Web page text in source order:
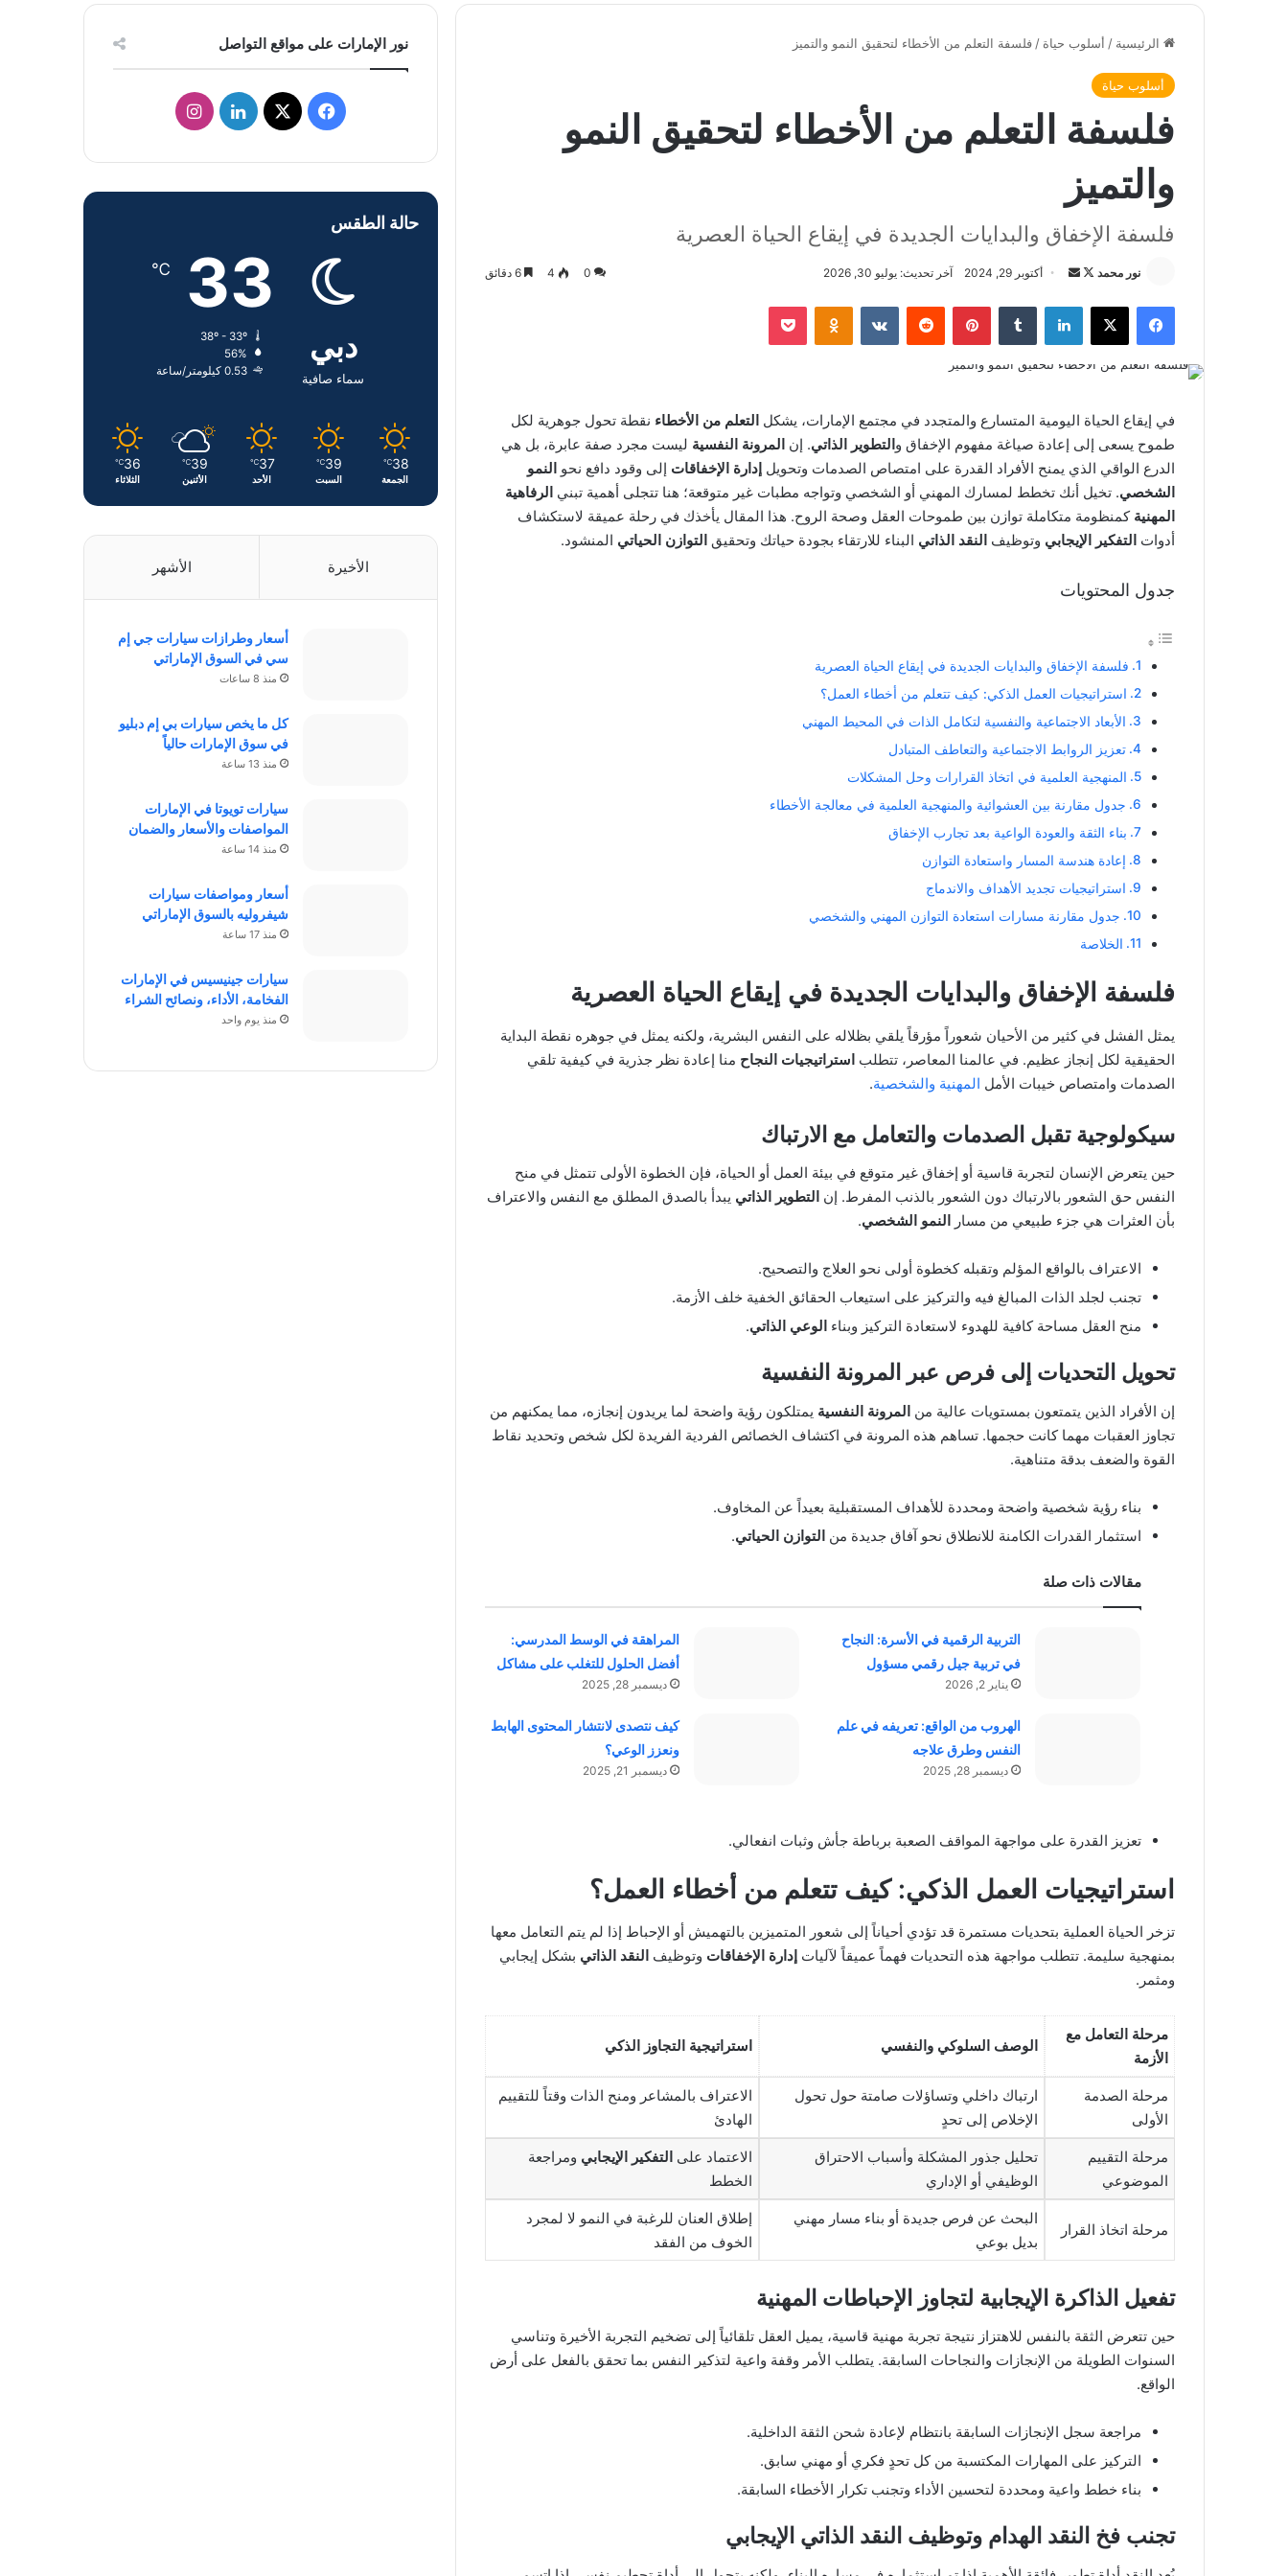
الرئيسية / أسلوب حياة / فلسفة التعلم من الأخطاء لتحقيق النمو والتميز
أسلوب حياة
فلسفة التعلم من الأخطاء لتحقيق النمو
والتميز
فلسفة الإخفاق والبدايات الجديدة في إيقاع الحياة العصرية
نور محمد
ت
ع
ع
ى
س
ل
ب
ا
ل
ك
ت
و
ا
أكتوبر 29, 2024 آخر تحديث: يوليو 30, 2026 0
4
فيسبوك لينكدإن بينتيريست
في إيقاع الحياة اليومية المتسارع والمتجدد في مجتمع الإمارات، يشكل التعلم من الأخطاء نقطة تحول جوهرية لكل
طموح يسعى إلى إعادة صياغة مفهوم الإخفاق و التطوير الذاتي. إن المرونة النفسية ليست مجرد صفة عابرة، بل هي
الدرع الواقي الذي يمنح الأفراد القدرة على امتصاص الصدمات وتحويل إدارة الإخفاقات إلى وقود دافع نحو النمو
الشخصي. تخيل أنك تخطط لمسارك المهني أو الشخصي وتواجه مطبات غير متوقعة؛ هنا تتجلى أهمية تبني الرفاهية
المهنية كمنظومة متكاملة توازن بين طموحات العقل وصحة الروح. هذا المقال يأخذك في رحلة عميقة لاستكشاف
أدوات التفكير الإيجابي وتوظيف النقد الذاتي البناء للارتقاء بجودة حياتك وتحقيق التوازن الحياتي المنشود.
جدول المحتويات
فلسفة الإخفاق والبدايات الجديدة في إيقاع الحياة العصرية
استراتيجيات العمل الذكي: كيف تتعلم من أخطاء العمل؟
الأبعاد الاجتماعية والنفسية لتكامل الذات في المحيط المهني
تعزيز الروابط الاجتماعية والتعاطف المتبادل
المنهجية العلمية في اتخاذ القرارات وحل المشكلات
جدول مقارنة بين العشوائية والمنهجية العلمية في معالجة الأخطاء
بناء الثقة والعودة الواعية بعد تجارب الإخفاق
إعادة هندسة المسار واستعادة التوازن
استراتيجيات تجديد الأهداف والاندماج
جدول مقارنة مسارات استعادة التوازن المهني والشخصي
الخلاصة
فلسفة الإخفاق والبدايات الجديدة في إيقاع الحياة العصرية
يمثل الفشل في كثير من الأحيان شعوراً مؤرقاً يلقي بظلاله على النفس البشرية، ولكنه يمثل في جوهره نقطة البداية
الحقيقية لكل إنجاز عظيم. في عالمنا المعاصر، تتطلب استراتيجيات النجاح منا إعادة نظر جذرية في كيفية تلقي
الصدمات وامتصاص خيبات الأمل المهنية والشخصية.
سيكولوجية تقبل الصدمات والتعامل مع الارتباك
حين يتعرض الإنسان لتجربة قاسية أو إخفاق غير متوقع في بيئة العمل أو الحياة، فإن الخطوة الأولى تتمثل في منح
النفس حق الشعور بالارتباك دون الشعور بالذنب المفرط. إن التطوير الذاتي يبدأ بالصدق المطلق مع النفس والاعتراف
بأن العثرات هي جزء طبيعي من مسار
النمو الشخصي.
الاعتراف بالواقع المؤلم وتقبله كخطوة أولى نحو العلاج والتصحيح.
تجنب لجلد الذات المبالغ فيه والتركيز على استيعاب الحقائق الخفية خلف الأزمة.
منح العقل مساحة كافية للهدوء لاستعادة التركيز وبناء الوعي الذاتي.
تحويل التحديات إلى فرص عبر المرونة النفسية
إن الأفراد الذين يتمتعون بمستويات عالية من المرونة النفسية يمتلكون رؤية واضحة لما يريدون إنجازه، مما يمكنهم من
تجاوز العقبات مهما كانت حجمها. تساهم هذه المرونة في اكتشاف الخصائص الفردية الفريدة لكل شخص وتحديد نقاط
القوة والضعف بدقة متناهية.
بناء رؤية شخصية واضحة ومحددة للأهداف المستقبلية بعيداً عن المخاوف.
استثمار القدرات الكامنة للانطلاق نحو آفاق جديدة من التوازن الحياتي.
مقالات ذات صلة
التربية الرقمية في الأسرة: النجاح
في تربية جيل رقمي مسؤول
يناير 2, 2026
المراهقة في الوسط المدرسي:
أفضل الحلول للتغلب على مشاكل
ديسمبر 28, 2025
الهروب من الواقع: تعريفه في علم
النفس وطرق علاجه
ديسمبر 28, 2025
كيف نتصدى لانتشار المحتوى الهابط
ونعزز الوعي؟
ديسمبر 21, 2025
تعزيز القدرة على مواجهة المواقف الصعبة برباطة جأش وثبات انفعالي.
استراتيجيات العمل الذكي: كيف تتعلم من أخطاء العمل؟
تزخر الحياة العملية بتحديات مستمرة قد تؤدي أحياناً إلى شعور المتميزين بالتهميش أو الإحباط إذا لم يتم التعامل معها
بمنهجية سليمة. تتطلب مواجهة هذه التحديات فهماً عميقاً لآليات إدارة الإخفاقات وتوظيف النقد الذاتي بشكل إيجابي
ومثمر.
مرحلة التعامل مع
الأزمة
الوصف السلوكي والنفسي استراتيجية التجاوز الذكي
مرحلة الصدمة
الأولى
ارتباك داخلي وتساؤلات صامتة حول تحول
الإخلاص إلى تحدٍ
الاعتراف بالمشاعر ومنح الذات وقتاً للتقييم
الهادئ
مرحلة التقييم
الموضوعي
تحليل جذور المشكلة وأسباب الاحتراق
الوظيفي أو الإداري
الاعتماد على التفكير الإيجابي ومراجعة
الخطط
مرحلة اتخاذ القرار
البحث عن فرص جديدة أو بناء مسار مهني
بديل بوعي
إطلاق العنان للرغبة في النمو لا لمجرد
الخوف من الفقد
تفعيل الذاكرة الإيجابية لتجاوز الإحباطات المهنية
حين تتعرض الثقة بالنفس للاهتزاز نتيجة تجربة مهنية قاسية، يميل العقل تلقائياً إلى تضخيم التجربة الأخيرة وتناسي
السنوات الطويلة من الإنجازات والنجاحات السابقة. يتطلب الأمر وقفة واعية لتذكير النفس بما تحقق بالفعل على أرض
الواقع.
مراجعة سجل الإنجازات السابقة بانتظام لإعادة شحن الثقة الداخلية.
التركيز على المهارات المكتسبة من كل تحدٍ فكري أو مهني سابق.
بناء خطط واعية ومحددة لتحسين الأداء وتجنب تكرار الأخطاء السابقة.
تجنب فخ النقد الهدام وتوظيف النقد الذاتي الإيجابي
نور الإمارات على مواقع التواصل
ف
س
و
ك
ل
ن
د
إ
ن
ا
س
م
حالة الطقس
دبي
سماء صافية
33
℃
56%
0.53 كيلومتر/ساعة
38
℃
الجمعة
39
℃
السبت
37
℃
الأحد
39
℃
الأثنين
36
℃
الثلاثاء
الأخيرة الأشهر
أسعار وطرازات سيارات جي إم
سي في السوق الإماراتي
منذ 8 ساعات
كل ما يخص سيارات بي إم دبليو
في سوق الإمارات حالياً
منذ 13 ساعة
سيارات تويوتا في الإمارات
المواصفات والأسعار والضمان
منذ 14 ساعة
أسعار ومواصفات سيارات
شيفروليه بالسوق الإماراتي
منذ 17 ساعة
سيارات جينيسيس في الإمارات
الفخامة، الأداء، ونصائح الشراء
منذ يوم واحد